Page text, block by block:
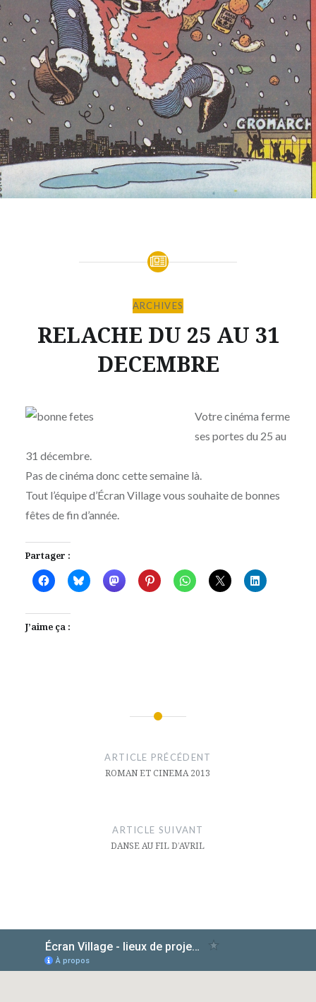
ARCHIVES
RELACHE DU 25 AU 31
DECEMBRE
MAIGRET
Votre cinéma ferme
ses portes du 25 au
31 décembre.
Pas de cinéma donc cette semaine là.
Tout l’équipe d’Écran Village vous souhaite de bonnes
fêtes de fin d’année.
Partager :
J’aime ça :
ARTICLE PRÉCÉDENT
ROMAN ET CINEMA 2013
ARTICLE SUIVANT
DANSE AU FIL D’AVRIL